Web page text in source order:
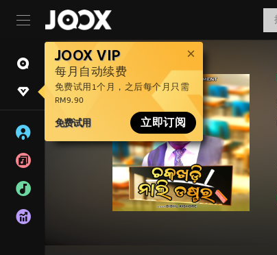
JOOX VIP
每月自动续费
免费试用1个月，之后每个月只需
RM9.90
免费试用 立即订阅